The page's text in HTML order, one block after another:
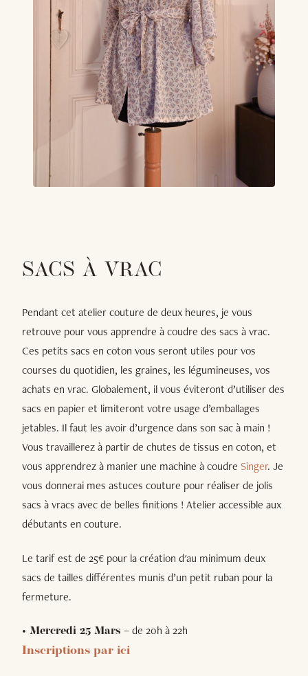
SACS À VRAC
Pendant cet atelier couture de deux heures, je vous
retrouve pour vous apprendre à coudre des sacs à vrac.
Ces petits sacs en coton vous seront utiles pour vos
courses du quotidien, les graines, les légumineuses, vos
achats en vrac. Globalement, il vous éviteront d’utiliser des
sacs en papier et limiteront votre usage d’emballages
jetables. Il faut les avoir d’urgence dans son sac à main !
Vous travaillerez à partir de chutes de tissus en coton, et
vous apprendrez à manier une machine à coudre Singer. Je
vous donnerai mes astuces couture pour réaliser de jolis
sacs à vracs avec de belles finitions ! Atelier accessible aux
débutants en couture.
Le tarif est de 25€ pour la création d'au minimum deux
sacs de tailles différentes munis d’un petit ruban pour la
fermeture.
• Mercredi 25 Mars – de 20h à 22h
Inscriptions par ici